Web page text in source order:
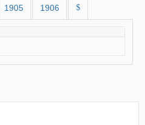
1905 1906 $